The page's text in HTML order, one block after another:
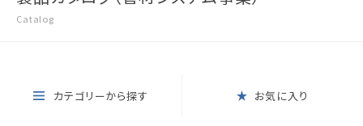
Catalog
カテゴリーから探す お気に入り